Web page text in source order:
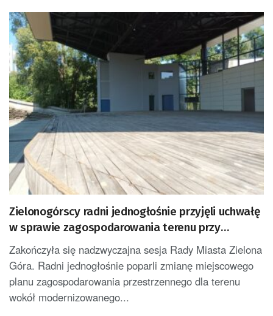
Zielonogórscy radni jednogłośnie przyjęli uchwałę
w sprawie zagospodarowania terenu przy
amfiteatrze
Zakończyła się nadzwyczajna sesja Rady Miasta Zielona
Góra. Radni jednogłośnie poparli zmianę miejscowego
planu zagospodarowania przestrzennego dla terenu
wokół modernizowanego...